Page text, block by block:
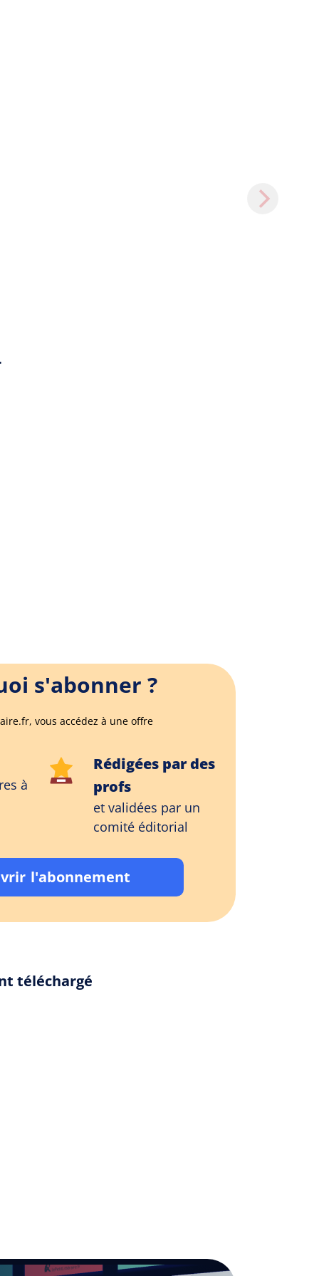
s'abonner ?
vous accédez à une offre
à
Rédigées par des
profs
et validées par un
comité éditorial
l'abonnement
téléchargé